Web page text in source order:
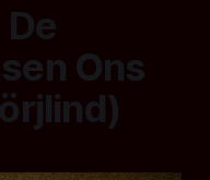
Ons